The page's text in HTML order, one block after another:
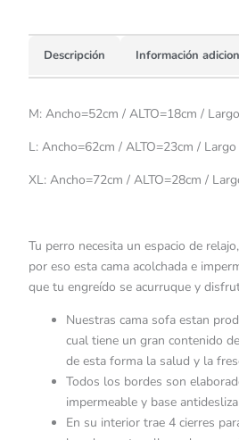
Descripción Información
M: Ancho=52cm / ALTO=18cm /
L: Ancho=62cm / ALTO=23cm /
XL: Ancho=72cm / ALTO=28cm /
Tu perro necesita un espacio de
por eso esta cama acolchada e
que tu engreído se acurruque y
Nuestras cama sofa estan
cual tiene un gran contenido
de esta forma la salud y la
Todos los bordes son
impermeable y base
En su interior trae 4 cierres